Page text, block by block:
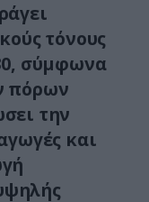
τόνους
σύμφωνα
πόρων
την
και